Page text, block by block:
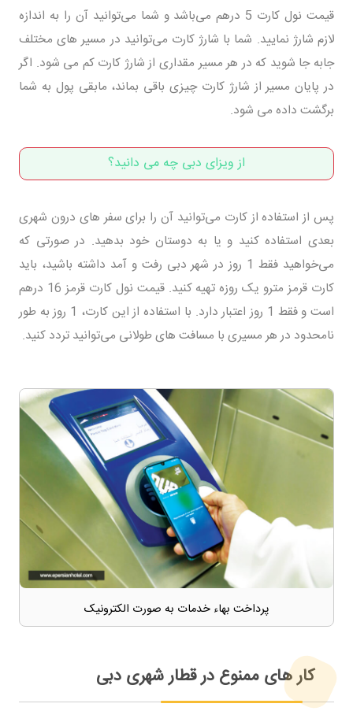
قیمت نول کارت 5 درهم می‌باشد و شما می‌توانید آن را به اندازه
لازم شارژ نمایید. شما با شارژ کارت می‌توانید در مسیر های مختلف
جابه جا شوید که در هر مسیر مقداری از شارژ کارت کم می شود. اگر
در پایان مسیر از شارژ کارت چیزی باقی بماند، مابقی پول به شما
برگشت داده می شود.
از ویزای دبی چه می دانید؟
پس از استفاده از کارت می‌توانید آن را برای سفر های درون شهری
بعدی استفاده کنید و یا به دوستان خود بدهید. در صورتی که
می‌خواهید فقط 1 روز در شهر دبی رفت و آمد داشته باشید، باید
کارت قرمز مترو یک روزه تهیه کنید. قیمت نول کارت قرمز 16 درهم
است و فقط 1 روز اعتبار دارد. با استفاده از این کارت، 1 روز به طور
نامحدود در هر مسیری با مسافت های طولانی می‌توانید تردد کنید.
پرداخت بهاء خدمات به صورت الکترونیک
کار های ممنوع در قطار شهری دبی